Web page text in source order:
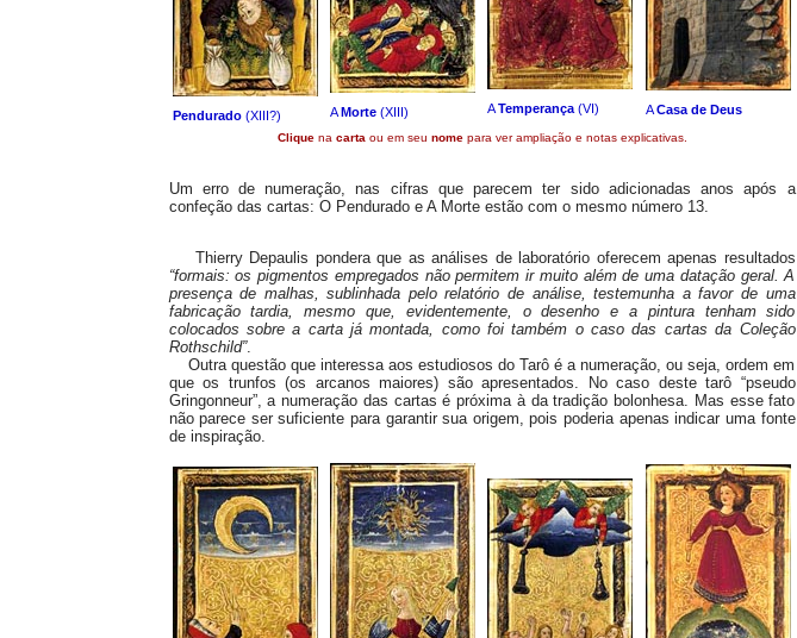
Pendurado(XIII?) AMorte(XIII) ATemperança(VI) ACasa de Deus
Cliquena carta ou em seu nomepara ver ampliação e notas explicativas.
Um erro de numeração, nas cifras que parecem ter sido adicionadas anos após a
confeção das cartas: O Pendurado e A Morte estão com o mesmo número 13.
Thierry Depaulis pondera que as análises de laboratório oferecem apenas resultados
“formais: os pigmentos empregados não permitem ir muito além de uma datação geral. A
presença de malhas, sublinhada pelo relatório de análise, testemunha a favor de uma
fabricação tardia, mesmo que, evidentemente, o desenho e a pintura tenham sido
colocados sobre a carta já montada, como foi também o caso das cartas da Coleção
Rothschild”.
Outra questão que interessa aos estudiosos do Tarô é a numeração, ou seja, ordem em
que os trunfos (os arcanos maiores) são apresentados. No caso deste tarô “pseudo
Gringonneur”, a numeração das cartas é próxima à da tradição bolonhesa. Mas esse fato
não parece ser suficiente para garantir sua origem, pois poderia apenas indicar uma fonte
de inspiração.